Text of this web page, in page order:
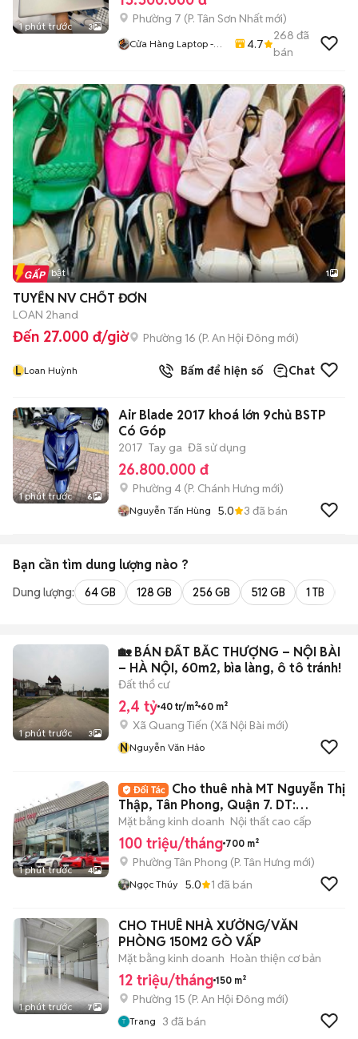
1 phút trước 3
Phường 7 (P. Tân Sơn Nhất mới)
Cửa Hàng Laptop -
4.7
268 đã
bán
Tin nổi bật 1
TUYỂN NV CHỐT ĐƠN
LOAN 2hand
Đến 27.000 đ/giờ Phường 16 (P. An Hội Đông mới)
L Loan Huỳnh Bấm để hiện số Chat
1 phút trước 6
Air Blade 2017 khoá lớn 9chủ BSTP
Có Góp
2017 Tay ga Đã sử dụng
26.800.000 đ
Phường 4 (P. Chánh Hưng mới)
Nguyễn Tấn Hùng 5.0 3 đã bán
Bạn cần tìm dung lượng nào ?
Dung lượng: 64 GB 128 GB 256 GB 512 GB 1 TB
1 phút trước 3
🏡 BÁN ĐẤT BẮC THƯỢNG – NỘI BÀI
– HÀ NỘI, 60m2, bìa làng, ô tô tránh!
Đất thổ cư
2,4 tỷ 40 tr/m² 60 m²
Xã Quang Tiến (Xã Nội Bài mới)
NNguyễn Văn Hảo
1 phút trước 4
Cho thuê nhà MT Nguyễn Thị
Thập, Tân Phong, Quận 7. DT:
20x30m
Mặt bằng kinh doanh Nội thất cao cấp
100 triệu/tháng 700 m²
Phường Tân Phong (P. Tân Hưng mới)
Ngọc Thúy 5.0 1 đã bán
1 phút trước 7
CHO THUÊ NHÀ XƯỞNG/VĂN
PHÒNG 150M2 GÒ VẤP
Mặt bằng kinh doanh Hoàn thiện cơ bản
12 triệu/tháng 150 m²
Phường 15 (P. An Hội Đông mới)
Trang 3 đã bán